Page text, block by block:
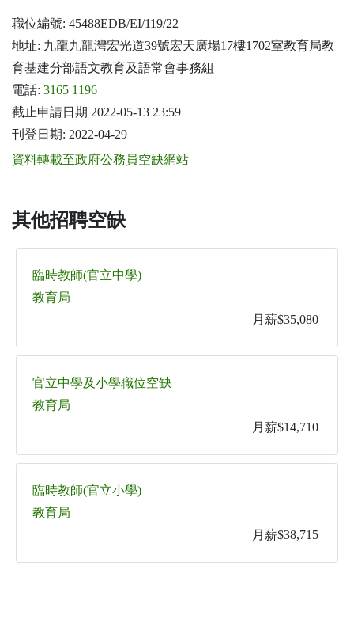
職位編號: 45488EDB/EI/119/22
地址: 九龍九龍灣宏光道39號宏天廣場17樓1702室教育局教
育基建分部語文教育及語常會事務組
電話: 3165 1196
截止申請日期 2022-05-13 23:59
刊登日期: 2022-04-29
資料轉載至政府公務員空缺網站
其他招聘空缺
臨時教師(官立中學)
教育局
月薪$35,080
官立中學及小學職位空缺
教育局
月薪$14,710
臨時教師(官立小學)
教育局
月薪$38,715